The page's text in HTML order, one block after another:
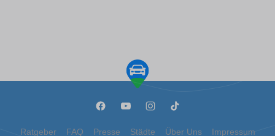
Ratgeber FAQ Presse Städte Über Uns Impressum